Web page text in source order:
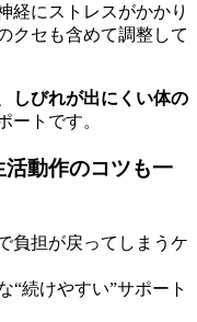
経にストレスがかかり
クセも含めて調整して
しびれが出にくい体の
ートです。
活動作のコツも一
負担が戻ってしまうケ
“続けやすい”サポート